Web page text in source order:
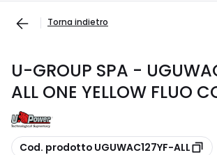
Torna indietro
U-GROUP SPA -
ALL ONE YELLOW FLUO
copia
Cod. prodotto UGUWAC127YF-ALL